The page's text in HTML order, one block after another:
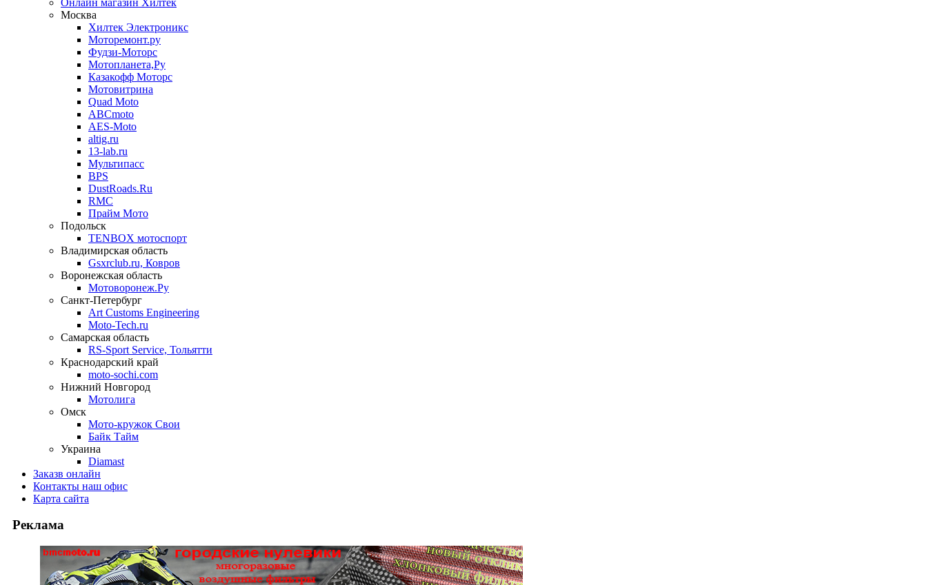
Москва
Хилтек Электроникс
Моторемонт.ру
Фудзи-Моторс
Мотопланета,Ру
Казакофф Моторс
Мотовитрина
Quad Moto
ABCmoto
AES-Moto
altig.ru
13-lab.ru
Мультипасс
BPS
DustRoads.Ru
RMC
Прайм Мото
Подольск
TENBOX мотоспорт
Владимирская область
Gsxrclub.ru, Ковров
Воронежская область
Мотоворонеж.Ру
Санкт-Петербург
Art Customs Engineering
Moto-Tech.ru
Самарская область
RS-Sport Service, Тольятти
Краснодарский край
moto-sochi.com
Нижний Новгород
Мотолига
Омск
Мото-кружок Свои
Байк Тайм
Украина
Diamast
Заказв онлайн
Контакты наш офис
Карта сайта
Реклама